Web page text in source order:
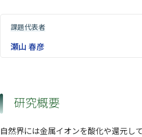
課題代表者
瀬山 春彦
研究概要
自然界には金属イオンを酸化や還元し